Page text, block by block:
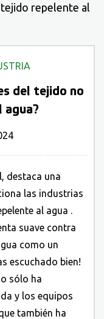
repelente al
del tejido no
destaca una
las industrias
al agua .
suave contra
como un
escuchado bien!
sólo ha
y los equipos
también ha